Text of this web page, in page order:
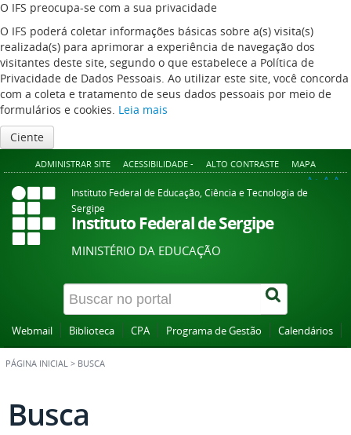
O IFS preocupa-se com a sua privacidade
O IFS poderá coletar informações básicas sobre a(s) visita(s)
realizada(s) para aprimorar a experiência de navegação dos
visitantes deste site, segundo o que estabelece a Política de
Privacidade de Dados Pessoais. Ao utilizar este site, você concorda
com a coleta e tratamento de seus dados pessoais por meio de
formulários e cookies. Leia mais
Ciente
ADMINISTRAR SITE ACESSIBILIDADE - ALTO CONTRASTE MAPA
A+ A A-
Instituto Federal de Educação, Ciência e Tecnologia de
Sergipe
Instituto Federal de Sergipe
MINISTÉRIO DA EDUCAÇÃO
Webmail Biblioteca CPA Programa de Gestão Calendários
PÁGINA INICIAL > BUSCA
Busca